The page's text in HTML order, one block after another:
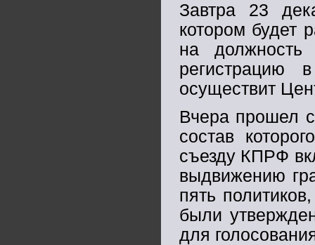
Завтра 23
котором будет
на должность
регистрацию
осуществит
Вчера прошел
состав
съезду КПРФ
выдвижению
пять
были
для